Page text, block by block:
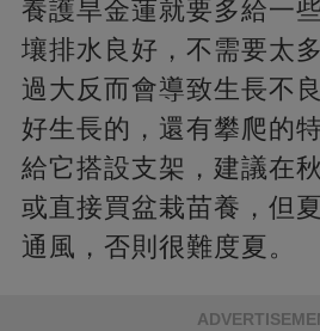
養護旱金蓮就要多給一
壤排水良好，不需要太
過大反而會導致生長不
好生長的，還有攀爬的
給它搭設支架，建議在
或直接買盆栽苗養，但
通風，否則很難度夏。